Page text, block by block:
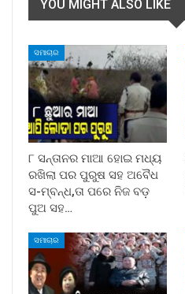
YOU MIGHT ALSO LIKE
ସମାଚାର
୮ ସନ୍ତାନର ମାଆ ହୋଇ ମଧ୍ୟ
ରଖିଲା ପର ପୁରୁଷ ସହ ଅବୈଧ
ସ-ମ୍ବନ୍ଧ,ତା ପରେ ନିଜ ବଡ଼
ପୁଅ ସହ…
ସମାଚାର